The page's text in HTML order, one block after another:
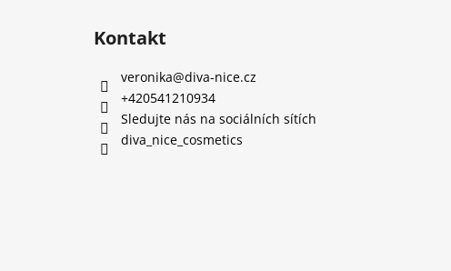
Kontakt
veronika@diva-nice.cz
+420541210934
Sledujte nás na sociálních sítích
diva_nice_cosmetics